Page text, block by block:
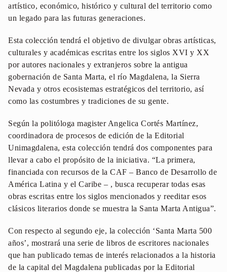
artístico, económico, histórico y cultural del territorio como
un legado para las futuras generaciones.
Esta colección tendrá el objetivo de divulgar obras artísticas,
culturales y académicas escritas entre los siglos XVI y XX
por autores nacionales y extranjeros sobre la antigua
gobernación de Santa Marta, el río Magdalena, la Sierra
Nevada y otros ecosistemas estratégicos del territorio, así
como las costumbres y tradiciones de su gente.
Según la politóloga magister Angelica Cortés Martínez,
coordinadora de procesos de edición de la Editorial
Unimagdalena, esta colección tendrá dos componentes para
llevar a cabo el propósito de la iniciativa. “La primera,
financiada con recursos de la CAF – Banco de Desarrollo de
América Latina y el Caribe – , busca recuperar todas esas
obras escritas entre los siglos mencionados y reeditar esos
clásicos literarios donde se muestra la Santa Marta Antigua”.
Con respecto al segundo eje, la colección ‘Santa Marta 500
años’, mostrará una serie de libros de escritores nacionales
que han publicado temas de interés relacionados a la historia
de la capital del Magdalena publicadas por la Editorial